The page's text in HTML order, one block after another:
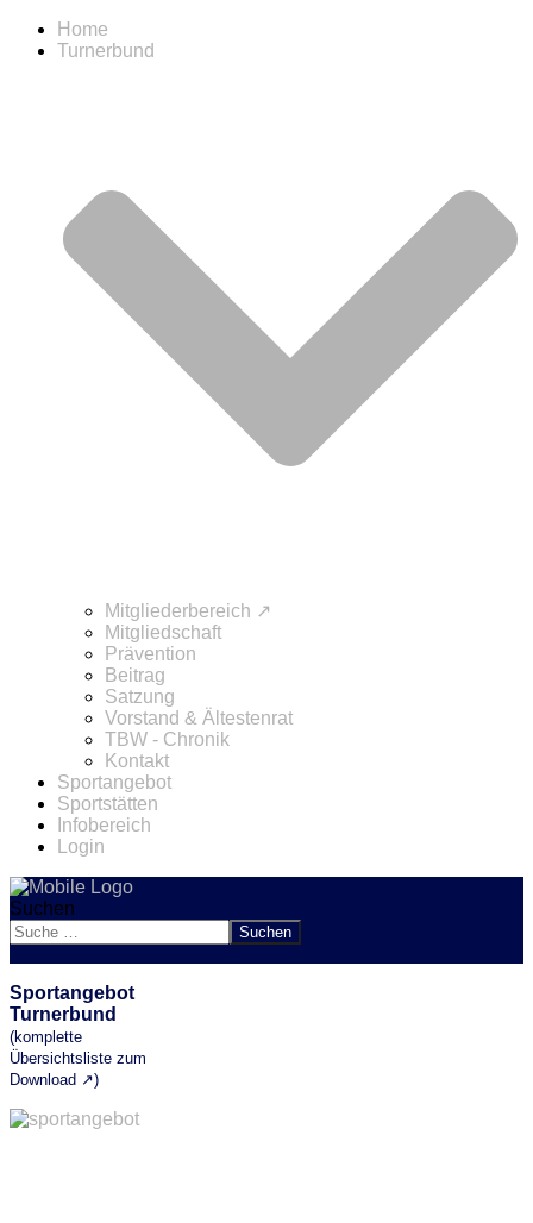
Home
Turnerbund
Mitgliederbereich ↗
Mitgliedschaft
Prävention
Beitrag
Satzung
Vorstand & Ältestenrat
TBW - Chronik
Kontakt
Sportangebot
Sportstätten
Infobereich
Login
Suchen
Suchen
Sportangebot
Turnerbund
(komplette
Übersichtsliste zum
Download ↗)